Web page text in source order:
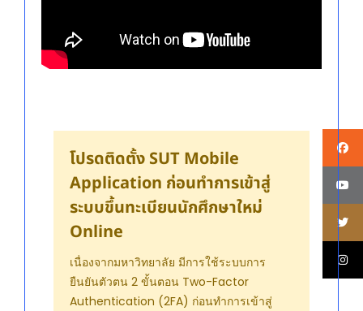
โปรดติดตั้ง SUT Mobile
Application ก่อนทำการเข้าสู่
ระบบขึ้นทะเบียนนักศึกษาใหม่
Online
เนื่องจากมหาวิทยาลัย มีการใช้ระบบการ
ยืนยันตัวตน 2 ขั้นตอน Two-Factor
Authentication (2FA) ก่อนทำการเข้าสู่